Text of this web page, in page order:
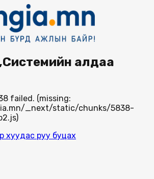
алдаа
failed. (missing:
_next/static/chunks/5838-
хуудас руу буцах